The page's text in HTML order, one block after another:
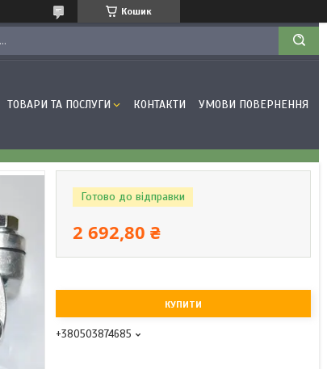
Кошик
ТОВАРИ ТА ПОСЛУГИ КОНТАКТИ УМОВИ ПОВЕРНЕННЯ
Готово до відправки
2 692,80 ₴
КУПИТИ
+380503874685